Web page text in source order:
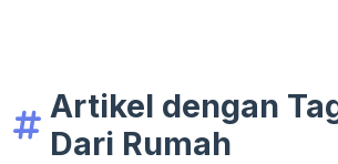
Artikel dengan
Dari Rumah